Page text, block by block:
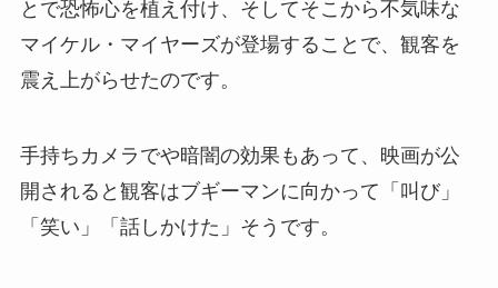
とで恐怖心を植え付け、そしてそこから不気味な
マイケル・マイヤーズが登場することで、観客を
震え上がらせたのです。
手持ちカメラでや暗闇の効果もあって、映画が公
開されると観客はブギーマンに向かって「叫び」
「笑い」「話しかけた」そうです。